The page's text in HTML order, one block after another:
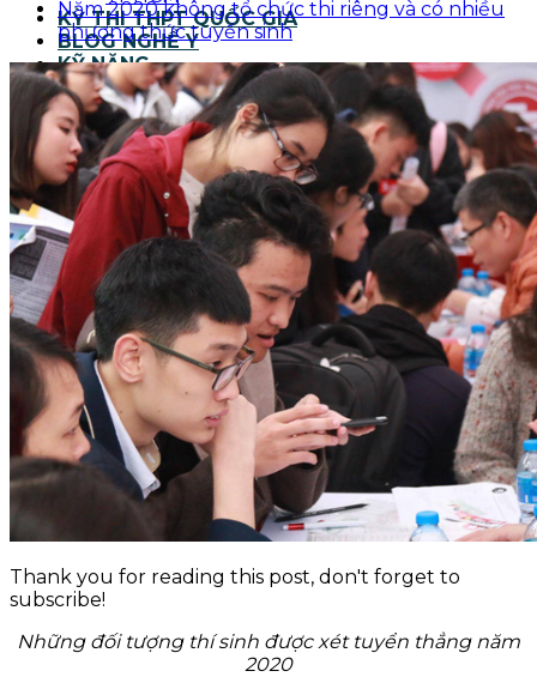
KỲ THI THPT QUỐC GIA
BLOG NGHỀ Y
KỸ NĂNG
TIN TỨC
Năm 2020 không tổ chức thi riêng và có nhiều
phương thức tuyển sinh
Thank you for reading this post, don't forget to
subscribe!
Những đối tượng thí sinh được xét tuyển thẳng năm
2020